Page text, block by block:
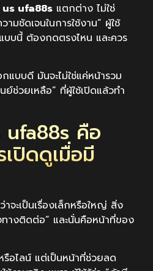
ufa88s แตกต่าง ไม่ใช่
มชัดเจนในการใช้งาน” ผู้ใช้
บนี้ ต้องกดตรงไหน และควร
บบดี มันจะไม่ใช่แค่หน้ารวม
ช่วยเหลือ” ที่ผู้ใช้เปิดแล้วทำ
คือ
ปิดดูเมื่อมี
าจะเป็นเรื่องเล็กหรือใหญ่ สิ่ง
างติดต่อ” และนั่นคือหน้าที่ของ
รือไลน์ แต่เป็นหน้าที่ช่วยลด